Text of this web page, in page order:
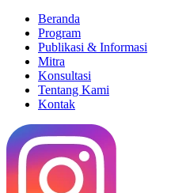
Beranda
Program
Publikasi & Informasi
Mitra
Konsultasi
Tentang Kami
Kontak